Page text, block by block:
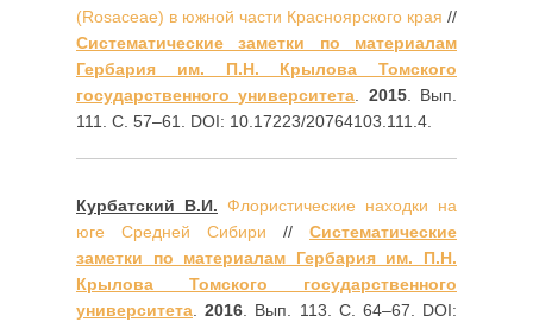
(Rosaceae) в южной части Красноярского края //
Систематические заметки по материалам
Гербария им. П.Н. Крылова Томского
государственного университета. 2015. Вып.
111. С. 57–61. DOI: 10.17223/20764103.111.4.
Курбатский В.И. Флористические находки на
юге Средней Сибири // Систематические
заметки по материалам Гербария им. П.Н.
Крылова Томского государственного
университета.2016. Вып. 113. С. 64–67. DOI: